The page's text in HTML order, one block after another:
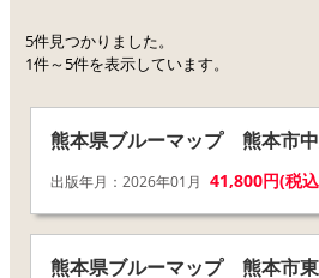
5件見つかりました。
1件～5件を表示しています。
熊本県ブルーマップ 熊本市
出版年月：2026年01月 41,800円(税
熊本県ブルーマップ 熊本市